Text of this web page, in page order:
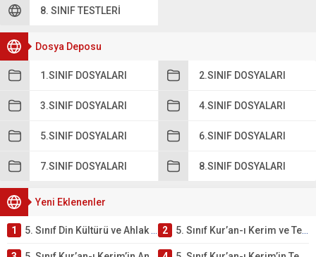
8. SINIF TESTLERI
Dosya Deposu
1.SINIF DOSYALARI 2.SINIF DOSYALARI
3.SINIF DOSYALARI 4.SINIF DOSYALARI
5.SINIF DOSYALARI 6.SINIF DOSYALARI
7.SINIF DOSYALARI 8.SINIF DOSYALARI
Yeni Eklenenler
1 5. Sınıf Din Kültürü ve Ahlak Bilgisi 2. Ünite: Kur’an-ı Kerim Çalışmaları 2 5. Sınıf Kur’an-ı Kerim ve Temel Özellikleri Testi – Online Çöz